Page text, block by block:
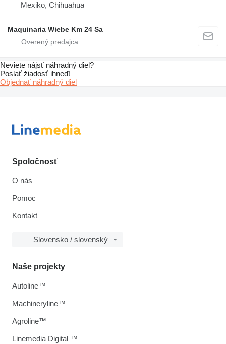
Mexiko, Chihuahua
Maquinaria Wiebe Km 24 Sa
Neviete nájsť náhradný diel?
Poslať žiadosť ihneď!
Objednať náhradný diel
Spoločnosť
O nás
Pomoc
Kontakt
Slovensko / slovenský
Naše projekty
Autoline™
Machineryline™
Agroline™
Linemedia Digital ™